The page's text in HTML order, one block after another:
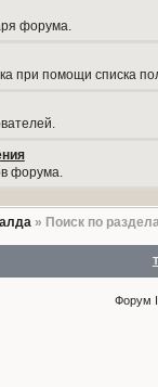
форума.
при помощи списка
форума.
» Поиск по
Форум